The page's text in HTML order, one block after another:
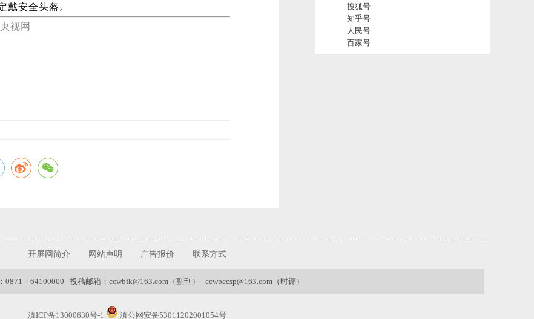
“一车人安全带都是P上去的”，公安部发声
2026-06-02 20:52:29
搜狐号
知乎号
人民号
百家号
戴安全头盔。
视网
开屏网简介 网站声明 广告报价 联系方式
0871－64100000 投稿邮箱：ccwbfk@163.com（副刊） ccwbccsp@163.com（时评）
滇ICP备13000630号-1 滇公网安备53011202001054号